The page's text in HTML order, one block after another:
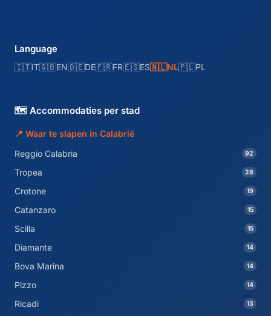
Language
🇮🇹IT🇬🇧EN🇩🇪DE🇫🇷FR🇪🇸ES🇳🇱NL🇵🇱PL
🗺️ Accommodaties per stad
📍 Waar te slapen in Calabrië
Reggio Calabria
92
Tropea 28
Crotone 19
Catanzaro 15
Scilla 15
Diamante 14
Bova Marina 14
Pizzo 14
Ricadi 13